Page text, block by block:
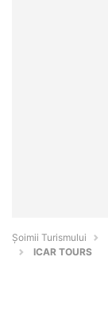
Șoimii Turismului
ICAR TOURS